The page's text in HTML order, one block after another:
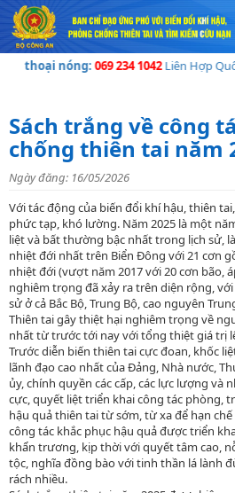
thoại nóng:069 234 1042Liên Hợp Quốc
Sách trắng về công
chống thiên tai năm
Ngày đăng: 16/05/2026
Với tác động của biến đổi khí hậu, thiên
phức tạp, khó lường. Năm 2025 là một
liệt và bất thường bậc nhất trong lịch sử,
nhiệt đới nhất trên Biển Đông với 21 cơn
nhiệt đới (vượt năm 2017 với 20 cơn bão,
nghiêm trọng đã xảy ra trên diện rộng,
sử ở cả Bắc Bộ, Trung Bộ, cao nguyên
Thiên tai gây thiệt hại nghiêm trọng về
nhất từ trước tới nay với tổng thiệt giá trị
Trước diễn biến thiên tai cực đoan, khốc
lãnh đạo cao nhất của Đảng, Nhà nước,
ủy, chính quyền các cấp, các lực lượng và
cực, quyết liệt triển khai công tác phòng,
hậu quả thiên tai từ sớm, từ xa để hạn
công tác khắc phục hậu quả được triển
khẩn trương, kịp thời với quyết tâm cao,
tộc, nghĩa đồng bào với tinh thần lá lành
rách nhiều.